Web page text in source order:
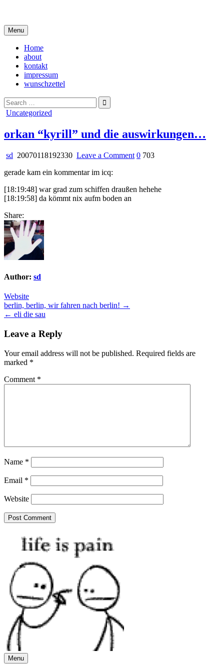
content
Menu
Home
about
kontakt
impressum
wunschzettel
Search
for:
Posted
Uncategorized
orkan “kyrill” und die auswirkungen…
sd 20070118192330 Leave a Commenton
die
0 703
gerade kam ein kommentar im icq:
[18:19:48] war grad zum schiffen draußen hehehe
[18:19:58] da kömmt nix aufm boden an
Share:
Author: sd
Website
Post
navigation
berlin, berlin, wir fahren nach berlin! →
← eli die sau
Leave a Reply
Your email address will not be published. Required fields are
marked *
Comment *
Name *
Email *
Website
Menu